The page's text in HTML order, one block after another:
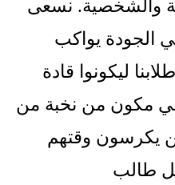
والشخصية. نسعى
الجودة يواكب
ليكونوا قادة
مكون من نخبة من
يكرسون وقتهم
طالب